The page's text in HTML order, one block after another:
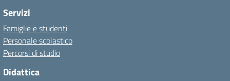
Servizi
Famiglie e studenti
Personale scolastico
Percorsi di studio
Didattica